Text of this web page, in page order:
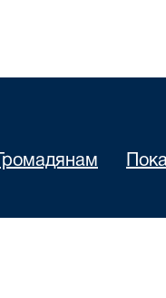
Громадянам